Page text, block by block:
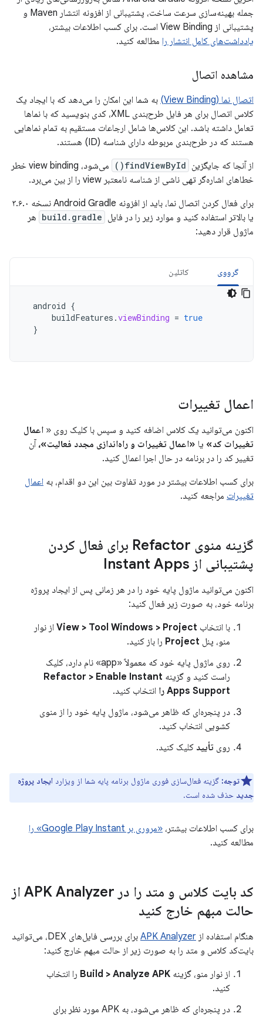
جمله بهینه‌سازی سرعت ساخت، پشتیبانی از افزونه انتشار Maven و
پشتیبانی از View Binding است. برای کسب اطلاعات بیشتر،
یادداشت‌های کامل انتشار را مطالعه کنید.
مشاهده اتصال
اتصال نما (View Binding)
به شما این امکان را می‌دهد که با ایجاد یک
کلاس اتصال برای هر فایل طرح‌بندی XML، کدی بنویسید که با نماها
تعامل داشته باشد. این کلاس‌ها شامل ارجاعات مستقیم به تمام نماهایی
هستند که در طرح‌بندی مربوطه دارای شناسه (ID) هستند.
از آنجا که جایگزین findViewById()
می‌شود، view binding خطر
خطاهای اشاره‌گر تهی ناشی از شناسه نامعتبر view را از بین می‌برد.
برای فعال کردن اتصال نما، باید از افزونه Android Gradle نسخه ۳.۶.۰
یا بالاتر استفاده کنید و موارد زیر را در فایل build.gradle هر
ماژول قرار دهید:
گرووی کاتلین
android {
buildFeatures .viewBinding = true
}
اعمال تغییرات
اکنون می‌توانید یک کلاس اضافه کنید و سپس با کلیک روی « اعمال
تغییرات کد» یا «اعمال تغییرات و راه‌اندازی مجدد فعالیت»، آن
تغییر کد را در برنامه در حال اجرا اعمال کنید.
برای کسب اطلاعات بیشتر در مورد تفاوت بین این دو اقدام، به اعمال
تغییرات مراجعه کنید.
گزینه منوی Refactor برای فعال کردن
پشتیبانی از Instant Apps
اکنون می‌توانید ماژول پایه خود را در هر زمانی پس از ایجاد پروژه
برنامه خود، به صورت زیر فعال کنید:
با انتخاب View > Tool Windows > Project از نوار
منو، پنل Project را باز کنید.
روی ماژول پایه خود که معمولاً «app» نام دارد، کلیک
راست کنید و گزینه Refactor > Enable Instant
Apps Support را
انتخاب کنید.
در پنجره‌ای که ظاهر می‌شود، ماژول پایه خود را از منوی
کشویی انتخاب کنید.
روی تأیید کلیک کنید.
توجه: گزینه فعال‌سازی فوری ماژول برنامه پایه شما از ویزارد ایجاد پروژه
جدید حذف شده است.
برای کسب اطلاعات بیشتر، «مروری بر Google Play Instant» را
مطالعه کنید.
کد بایت کلاس و متد را در APK Analyzer از
حالت مبهم خارج کنید
هنگام استفاده از APK Analyzer
برای بررسی فایل‌های DEX، می‌توانید
بایت‌کد کلاس و متد را به صورت زیر از حالت مبهم خارج کنید:
از نوار منو، گزینه Build > Analyze APK را انتخاب
کنید.
در پنجره‌ای که ظاهر می‌شود، به APK مورد نظر برای